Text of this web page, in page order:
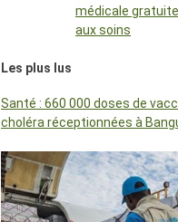
médicale
aux soins
Les plus lus
Santé : 660 000 doses de
choléra réceptionnées à